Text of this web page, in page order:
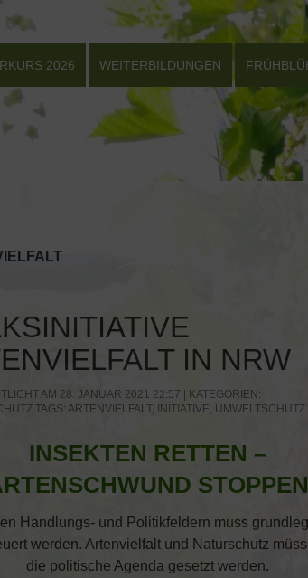
2026 WEITERBILDUNGEN
IN NRW
AM 28. JANUAR 2021 22:57 | KATEGORIEN:
TAGS: ARTENVIELFALT, INITIATIVE, UMWELTSCHUTZ
INSEKTEN RETTEN –
STOPPEN
Handlungs- und Politikfeldern muss
werden. Artenvielfalt und Naturschutz
die politische Agenda gesetzt werden.